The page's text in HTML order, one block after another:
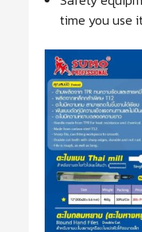
time you use